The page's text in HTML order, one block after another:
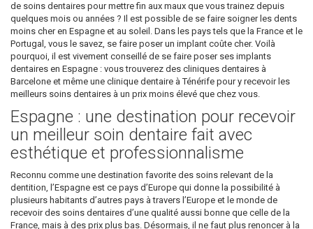
de soins dentaires pour mettre fin aux maux que vous trainez depuis
quelques mois ou années ? Il est possible de se faire soigner les dents
moins cher en Espagne et au soleil. Dans les pays tels que la France et le
Portugal, vous le savez, se faire poser un implant coûte cher. Voilà
pourquoi, il est vivement conseillé de se faire poser ses implants
dentaires en Espagne : vous trouverez des cliniques dentaires à
Barcelone et même une clinique dentaire à Ténérife pour y recevoir les
meilleurs soins dentaires à un prix moins élevé que chez vous.
Espagne : une destination pour recevoir
un meilleur soin dentaire fait avec
esthétique et professionnalisme
Reconnu comme une destination favorite des soins relevant de la
dentition, l’Espagne est ce pays d’Europe qui donne la possibilité à
plusieurs habitants d’autres pays à travers l’Europe et le monde de
recevoir des soins dentaires d’une qualité aussi bonne que celle de la
France, mais à des prix plus bas. Désormais, il ne faut plus renoncer à la